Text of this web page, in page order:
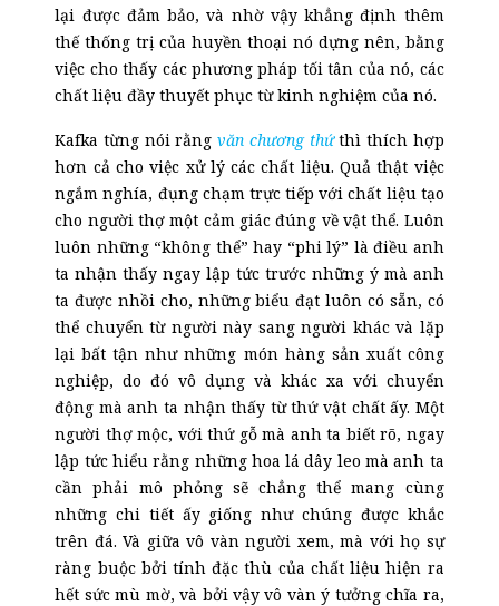
lại được đảm bảo, và nhờ vậy khẳng định thêm
thế thống trị của huyền thoại nó dựng nên, bằng
việc cho thấy các phương pháp tối tân của nó, các
chất liệu đầy thuyết phục từ kinh nghiệm của nó.
Kafka từng nói rằng văn chương thứthì thích hợp
hơn cả cho việc xử lý các chất liệu. Quả thật việc
ngắm nghía, đụng chạm trực tiếp với chất liệu tạo
cho người thợ một cảm giác đúng về vật thể. Luôn
luôn những “không thể” hay “philý” là điều anh
ta nhận thấy ngay lập tức trước những ý mà anh
ta được nhồi cho, những biểu đạt luôn có sẵn, có
thể chuyển từ người này sang người khác và lặp
lại bất tận như những món hàng sản xuất công
nghiệp, do đó vô dụng và khác xa với chuyển
động mà anh ta nhận thấy từ thứ vật chất ấy. Một
người thợ mộc, với thứ gỗ mà anh ta biết rõ, ngay
lập tức hiểu rằng những hoa lá dây leo mà anh ta
cần phải mô phỏng sẽ chẳng thể mang cùng
những chi tiết ấy giống như chúng được khắc
trên đá. Và giữa vô vàn người xem, mà với họ sự
ràng buộc bởi tính đặc thù của chất liệu hiện ra
hết sức mù mờ, và bởi vậy vô vàn ý tưởng chĩa ra,